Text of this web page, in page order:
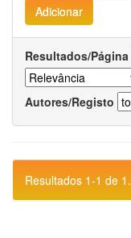
Resultados/Página
Autores/Registo
Resultados 1-1 de 1.